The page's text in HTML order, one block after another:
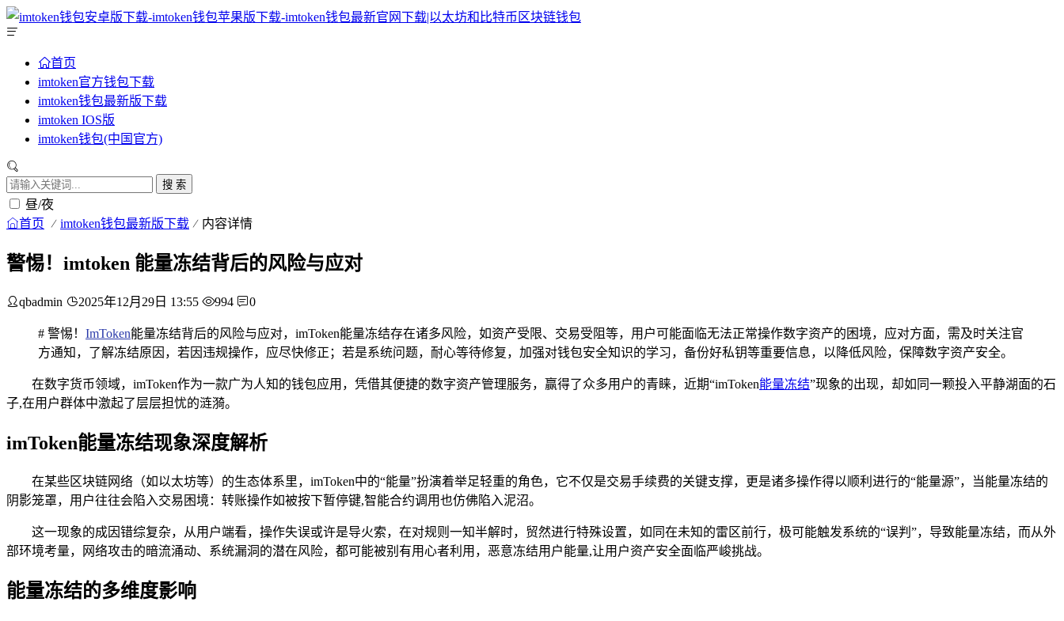
首页
imtoken官方钱包下载
imtoken钱包最新版下载
imtoken IOS版
imtoken钱包(中国官方)
搜 索
昼/夜
首页 imtoken钱包最新版下载 内容详情
警惕！imtoken 能量冻结背后的风险与应对
qbadmin 2025年12月29日 13:55 994 0
# 警惕！ ImToken能量冻结背后的风险与应对，imToken能量冻结存在诸多风险，如资产受限、交易受阻等，用户可能面临无法正常操作数字资产的困境，应对方面，需及时关注官
方通知，了解冻结原因，若因违规操作，应尽快修正；若是系统问题，耐心等待修复，加强对钱包安全知识的学习，备份好私钥等重要信息，以降低风险，保障数字资产安全。
在数字货币领域，imToken作为一款广为人知的钱包应用，凭借其便捷的数字资产管理服务，赢得了众多用户的青睐，近期“imToken能量冻结”现象的出现，却如同一颗投入平静湖面的石
子,在用户群体中激起了层层担忧的涟漪。
imToken能量冻结现象深度解析
在某些区块链网络（如以太坊等）的生态体系里，imToken中的“能量”扮演着举足轻重的角色，它不仅是交易手续费的关键支撑，更是诸多操作得以顺利进行的“能量源”，当能量冻结的
阴影笼罩，用户往往会陷入交易困境：转账操作如被按下暂停键,智能合约调用也仿佛陷入泥沼。
这一现象的成因错综复杂，从用户端看，操作失误或许是导火索，在对规则一知半解时，贸然进行特殊设置，如同在未知的雷区前行，极可能触发系统的“误判”，导致能量冻结，而从外
部环境考量，网络攻击的暗流涌动、系统漏洞的潜在风险，都可能被别有用心者利用，恶意冻结用户能量,让用户资产安全面临严峻挑战。
能量冻结的多维度影响